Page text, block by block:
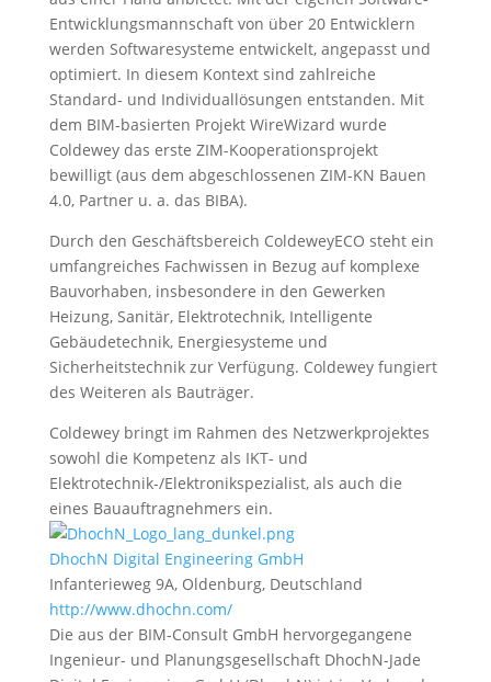
Entwicklungsmannschaft von über 20 Entwicklern
werden Softwaresysteme entwickelt, angepasst und
optimiert. In diesem Kontext sind zahlreiche
Standard- und Individuallösungen entstanden. Mit
dem BIM-basierten Projekt WireWizard wurde
Coldewey das erste ZIM-Kooperationsprojekt
bewilligt (aus dem abgeschlossenen ZIM-KN Bauen
4.0, Partner u. a. das BIBA).
Durch den Geschäftsbereich ColdeweyECO steht ein
umfangreiches Fachwissen in Bezug auf komplexe
Bauvorhaben, insbesondere in den Gewerken
Heizung, Sanitär, Elektrotechnik, Intelligente
Gebäudetechnik, Energiesysteme und
Sicherheitstechnik zur Verfügung. Coldewey fungiert
des Weiteren als Bauträger.
Coldewey bringt im Rahmen des Netzwerkprojektes
sowohl die Kompetenz als IKT- und
Elektrotechnik-/Elektronikspezialist, als auch die
eines Bauauftragnehmers ein.
DhochN Digital Engineering GmbH
Infanterieweg 9A, Oldenburg, Deutschland
http://www.dhochn.com/
Die aus der BIM-Consult GmbH hervorgegangene
Ingenieur- und Planungsgesellschaft DhochN-Jade